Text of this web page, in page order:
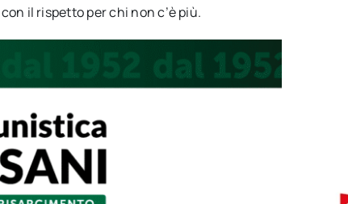
il rispetto per chi non c’è più.